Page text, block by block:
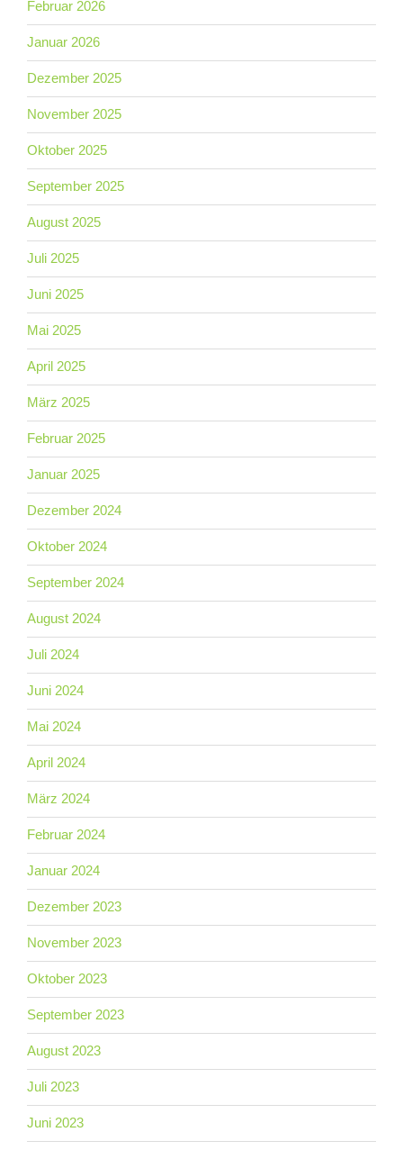
Februar 2026
Januar 2026
Dezember 2025
November 2025
Oktober 2025
September 2025
August 2025
Juli 2025
Juni 2025
Mai 2025
April 2025
März 2025
Februar 2025
Januar 2025
Dezember 2024
Oktober 2024
September 2024
August 2024
Juli 2024
Juni 2024
Mai 2024
April 2024
März 2024
Februar 2024
Januar 2024
Dezember 2023
November 2023
Oktober 2023
September 2023
August 2023
Juli 2023
Juni 2023